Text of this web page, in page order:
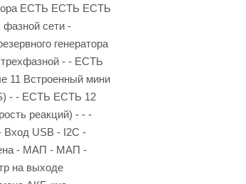
ЕСТЬ ЕСТЬ ЕСТЬ
сети -
генератора
- - ЕСТЬ
11 Встроенный мини
- - ЕСТЬ ЕСТЬ 12
реакций) - - -
Вход USB - I2C -
- МАП - МАП -
на выходе